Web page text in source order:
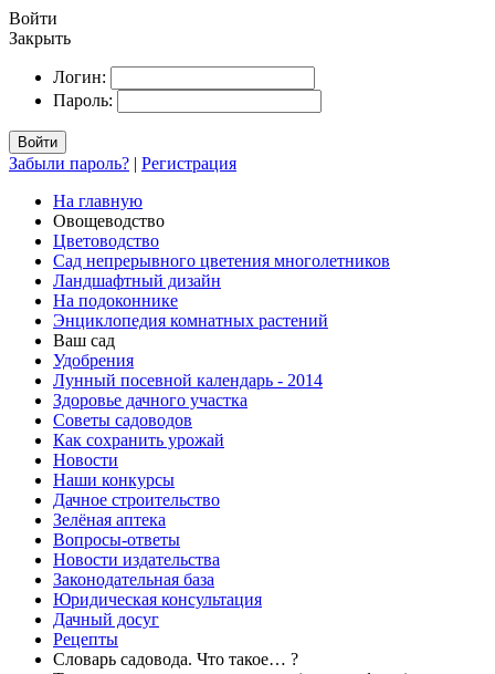
Войти
Закрыть
Логин:
Пароль:
Войти
Забыли пароль? | Регистрация
На главную
Овощеводство
Цветоводство
Сад непрерывного цветения многолетников
Ландшафтный дизайн
На подоконнике
Энциклопедия комнатных растений
Ваш сад
Удобрения
Лунный посевной календарь - 2014
Здоровье дачного участка
Советы садоводов
Как сохранить урожай
Новости
Наши конкурсы
Дачное строительство
Зелёная аптека
Вопросы-ответы
Новости издательства
Законодательная база
Юридическая консультация
Дачный досуг
Рецепты
Словарь садовода. Что такое… ?